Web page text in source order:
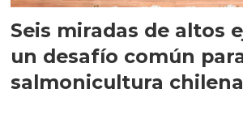
Seis miradas de altos
un desafío común
salmonicultura chilena